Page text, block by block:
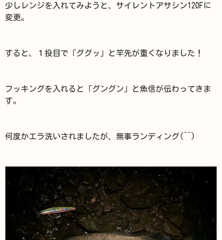
少しレンジを入れてみようと、サイレントアサシン120Fに
変更。
すると、１投目で「ググッ」と竿先が重くなりました！
フッキングを入れると「グングン」と魚信が伝わってきま
す。
何度かエラ洗いされましたが、無事ランディング(^^)